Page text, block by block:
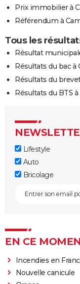
Prix immobilier à
Référendum à
Tous les
Résultat
Résultats du bac
Résultats du
Résultats du BTS
Lifestyle
Auto
Bricolage
EN CE
Incendies en
Nouvelle canicule